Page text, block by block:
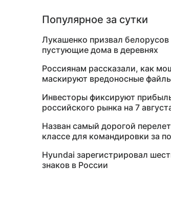
Популярное за сутки
Лукашенко призвал белорусов
пустующие дома в деревнях
Россиянам рассказали, как
маскируют вредоносные
Инвесторы фиксируют
российского рынка на 7
Назван самый дорогой
классе для командировки за
Hyundai зарегистрировал
знаков в России